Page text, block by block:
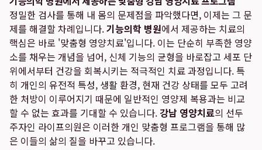
정밀한 검사를 통해 내 몸의 문제점을 파악했다면, 이제는 그 문
제를 해결할 차례입니다.기능의학 병원에서 제공하는 치료의
핵심은 바로 '맞춤형 영양치료'입니다. 이는 단순히 부족한 영양
소를 채우는 개념을 넘어, 신체 기능의 균형을 바로잡고 세포 단
위에서부터 건강을 회복시키는 적극적인 치료 과정입니다. 특
히 개인의 유전적 특성, 생활 환경, 현재 건강 상태를 모두 고려
한 처방이 이루어지기 때문에 일반적인 영양제 복용과는 비교
할 수 없는 효과를 기대할 수 있습니다.강남 영양치료의 선두
주자인 라이프의원은 이러한 개인 맞춤형 프로그램을 통해 많
은 이들의 삶의 질을 바꾸고 있습니다.